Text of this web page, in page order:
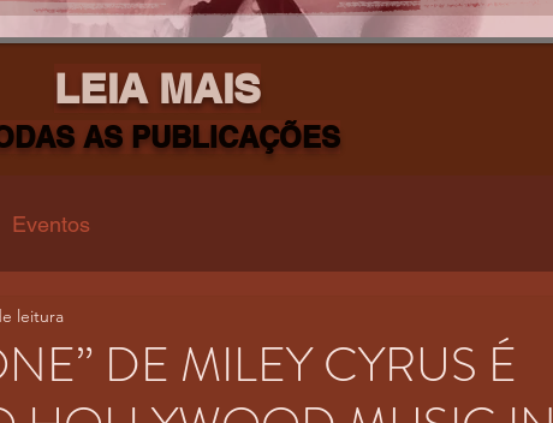
LEIA MAIS
AS PUBLICAÇÕES
Eventos
DE MILEY CYRUS É
leitura